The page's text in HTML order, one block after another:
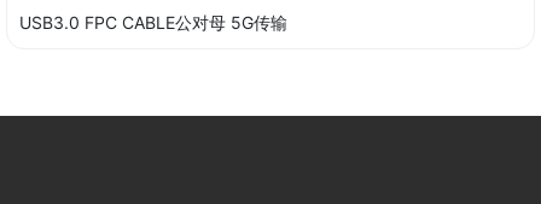
USB3.0 FPC CABLE公对母 5G传输